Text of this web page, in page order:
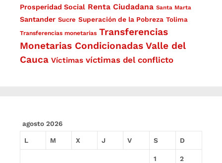
Prosperidad Social Renta Ciudadana Santa Marta
Santander Sucre Superación de la Pobreza Tolima
Transferencias monetarias Transferencias
Monetarias Condicionadas Valle del
Cauca Víctimas víctimas del conflicto
agosto 2026
L M X J V S D
1 2